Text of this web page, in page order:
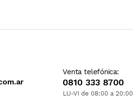
Venta telefónica:
0810 333 8700
LU-VI de 08:00 a 20:00